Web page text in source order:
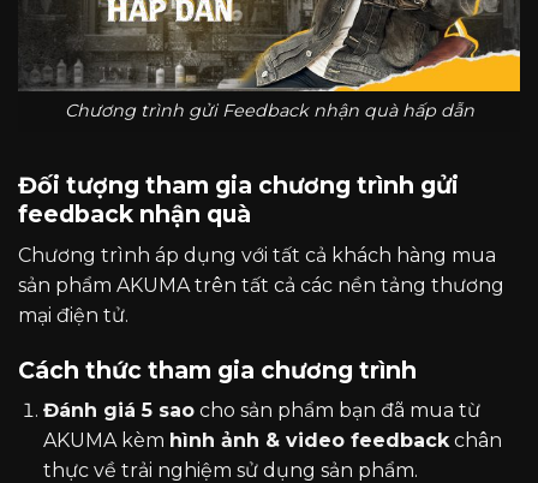
Chương trình gửi Feedback nhận quà hấp dẫn
Đối tượng tham gia chương trình gửi
feedback nhận quà
Chương trình áp dụng với tất cả khách hàng mua
sản phẩm AKUMA trên tất cả các nền tảng thương
mại điện tử.
Cách thức tham gia chương trình
Đánh giá 5 saocho sản phẩm bạn đã mua từ
AKUMA kèm hình ảnh & video feedbackchân
thực về trải nghiệm sử dụng sản phẩm.